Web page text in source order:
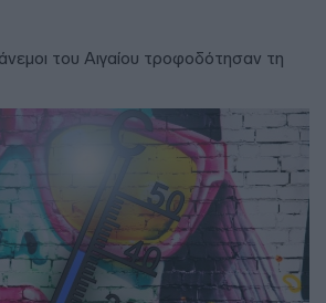
άνεμοι του Αιγαίου τροφοδότησαν τη